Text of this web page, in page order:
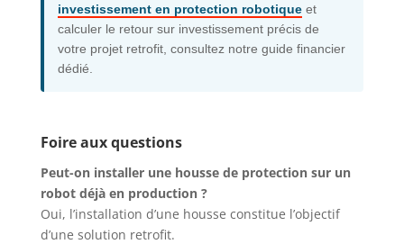
investissement en protection robotiqueet
calculer le retour sur investissement précis de
votre projet retrofit, consultez notre guide financier
dédié.
Foire aux questions
Peut-on installer une housse de protection sur un
robot déjà en production ?
Oui, l’installation d’une housse constitue l’objectif
d’une solution retrofit.